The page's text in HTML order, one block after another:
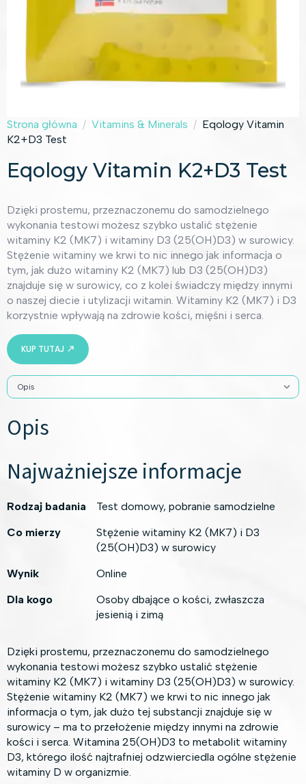
Strona główna Vitamins & Minerals
Eqology Vitamin
K2+D3 Test
Eqology Vitamin K2+D3 Test
Dzięki prostemu, przeznaczonemu do samodzielnego
wykonania testowi możesz szybko ustalić stężenie
witaminy K2 (MK7) i witaminy D3 (25(OH)D3) w surowicy.
Stężenie witaminy we krwi to nic innego jak informacja o
tym, jak dużo witaminy K2 (MK7) lub D3 (25(OH)D3)
znajduje się w surowicy, co z kolei świadczy między innymi
o naszej diecie i utylizacji witamin. Witaminy K2 (MK7) i D3
korzystnie wpływają na zdrowie kości, mięśni i serca.
KUP TUTAJ
Opis
Najważniejsze informacje
Rodzaj badania
Test domowy, pobranie samodzielne
Co mierzy
Stężenie witaminy K2 (MK7) i D3
(25(OH)D3) w surowicy
Wynik
Online
Dla kogo
Osoby dbające o kości, zwłaszcza
jesienią i zimą
Dzięki prostemu, przeznaczonemu do samodzielnego
wykonania testowi możesz szybko ustalić stężenie
witaminy K2 (MK7) i witaminy D3 (25(OH)D3) w surowicy.
Stężenie witaminy K2 (MK7) we krwi to nic innego jak
informacja o tym, jak dużo tej substancji znajduje się w
surowicy – ma to przełożenie między innymi na zdrowie
kości i serca. Witamina 25(OH)D3 to metabolit witaminy
D3, którego ilość najtrafniej odzwierciedla ogólne stężenie
witaminy D w organizmie.